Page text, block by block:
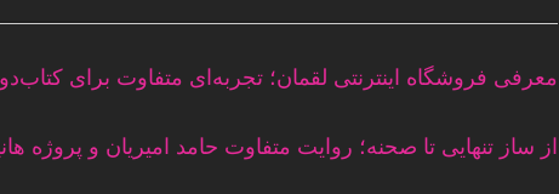
معرفی فروشگاه اینترنتی لقمان؛ تجربه‌ای متفاوت برای
از ساز تنهایی تا صحنه؛ روایت متفاوت حامد امیریان و پروژه